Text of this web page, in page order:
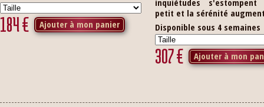
184€ Ajouter à mon panier
inquiétudes
petit et la sérénité
Disponible sous 4 semaines
307€ Ajouter à mon